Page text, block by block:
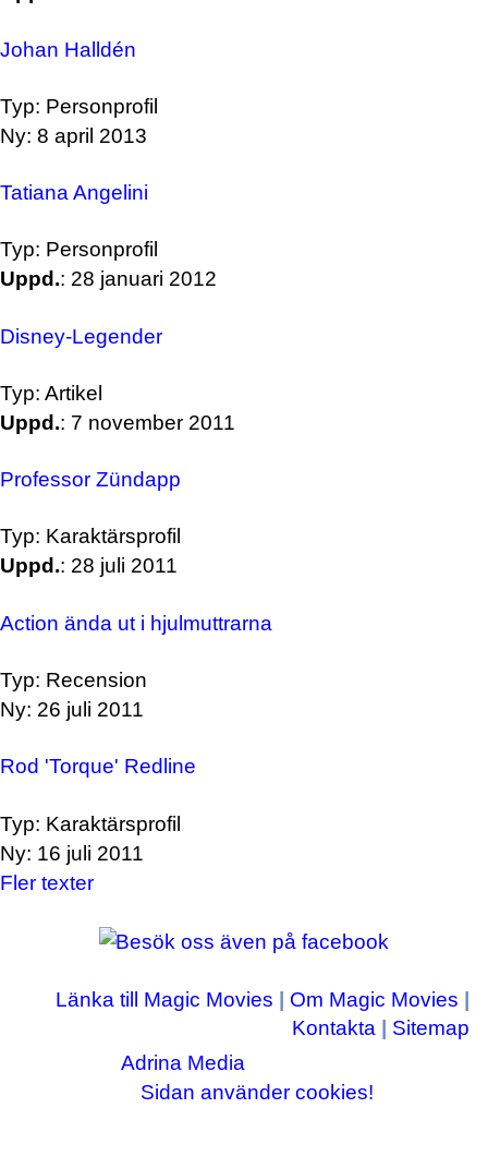
Johan Halldén
Typ: Personprofil
Ny: 8 april 2013
Tatiana Angelini
Typ: Personprofil
Uppd.: 28 januari 2012
Disney-Legender
Typ: Artikel
Uppd.: 7 november 2011
Professor Zündapp
Typ: Karaktärsprofil
Uppd.: 28 juli 2011
Action ända ut i hjulmuttrarna
Typ: Recension
Ny: 26 juli 2011
Rod 'Torque' Redline
Typ: Karaktärsprofil
Ny: 16 juli 2011
Fler texter
Länka till Magic Movies Om Magic Movies
Kontakta
Sitemap
Copyright © 2003-2026Adrina Media
Sidan använder cookies!